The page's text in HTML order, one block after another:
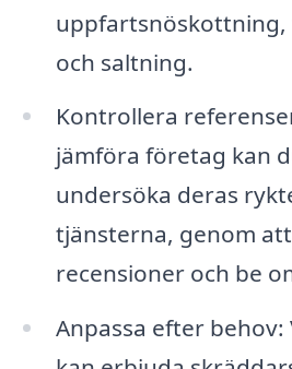
och saltning.
Kontrollera
jämföra företag kan
undersöka deras
tjänsterna, genom
recensioner och be
Anpassa efter behov: